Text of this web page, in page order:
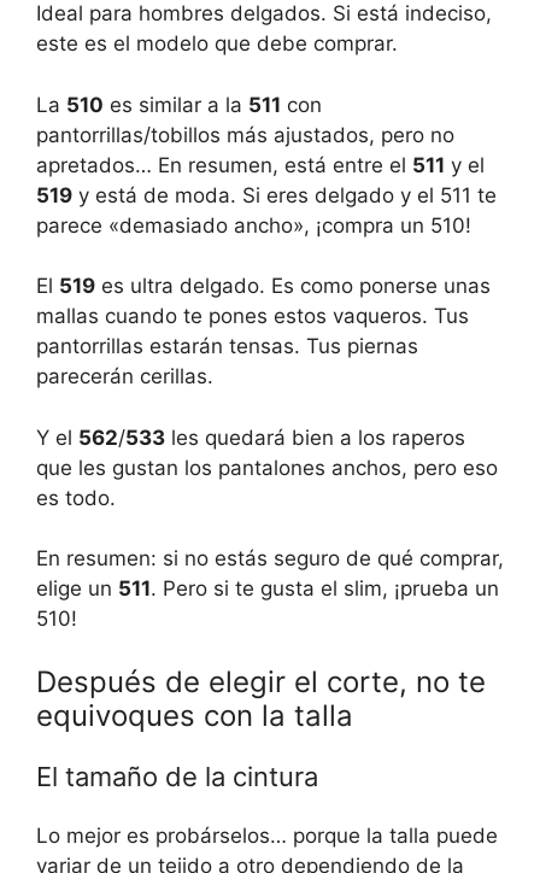
Ideal para hombres delgados. Si está indeciso,
este es el modelo que debe comprar.
La 510 es similar a la 511 con
pantorrillas/tobillos más ajustados, pero no
apretados… En resumen, está entre el 511 y el
519 y está de moda. Si eres delgado y el 511 te
parece «demasiado ancho», ¡compra un 510!
El 519 es ultra delgado. Es como ponerse unas
mallas cuando te pones estos vaqueros. Tus
pantorrillas estarán tensas. Tus piernas
parecerán cerillas.
Y el 562/533 les quedará bien a los raperos
que les gustan los pantalones anchos, pero eso
es todo.
En resumen: si no estás seguro de qué comprar,
elige un 511. Pero si te gusta el slim, ¡prueba un
510!
Después de elegir el corte, no te
equivoques con la talla
El tamaño de la cintura
Lo mejor es probárselos… porque la talla puede
variar de un tejido a otro dependiendo de la